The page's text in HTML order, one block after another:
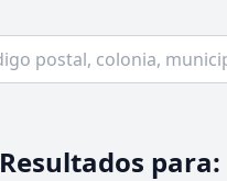
Resultados para: